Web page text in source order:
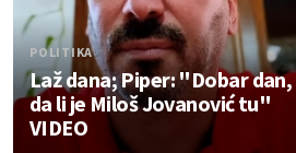
POLITIKA
Laž dana; Piper: "Dobar dan,
da li je Miloš Jovanović tu"
VIDEO